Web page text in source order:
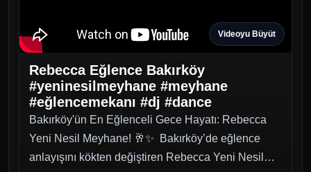
Videoyu Büyüt
Rebecca Eğlence Bakırköy
#yeninesilmeyhane #meyhane
#eğlencemekanı #dj #dance
Bakırköy'ün En Eğlenceli Gece Hayatı: Rebecca
Yeni Nesil Meyhane! 🥂✨ Bakırköy’de eğlence
anlayışını kökten değiştiren Rebecca Yeni Nesil